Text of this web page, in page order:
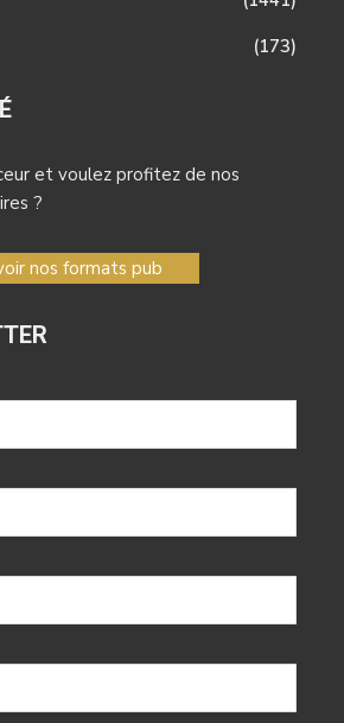
(173)
et voulez profitez de nos
?
nos formats pub